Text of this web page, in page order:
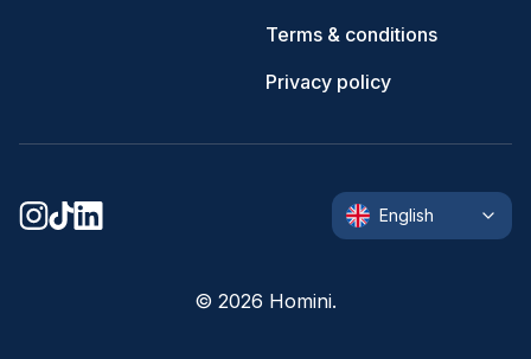
Terms & conditions
Privacy policy
© 2026 Homini.
English